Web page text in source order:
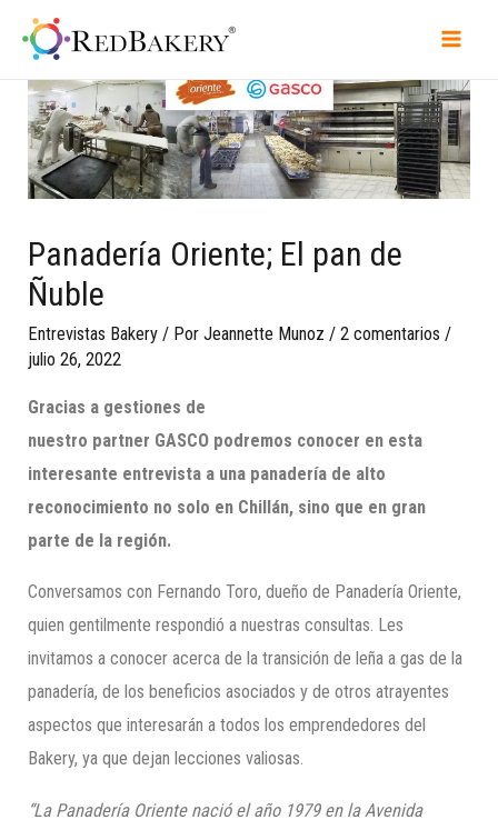
Panadería Oriente; El pan de
Ñuble
Entrevistas Bakery / PorJeannette Munoz /2 comentarios /
julio 26, 2022
Gracias a gestiones de
nuestro partner GASCO podremos conocer en esta
interesante entrevista a una panadería de alto
reconocimiento no solo en Chillán, sino que en gran
parte de la región.
Conversamos con Fernando Toro, dueño de Panadería Oriente,
quien gentilmente respondió a nuestras consultas. Les
invitamos a conocer acerca de la transición de leña a gas de la
panadería, de los beneficios asociados y de otros atrayentes
aspectos que interesarán a todos los emprendedores del
Bakery, ya que dejan lecciones valiosas.
“La Panadería Oriente nació el año 1979 en la Avenida